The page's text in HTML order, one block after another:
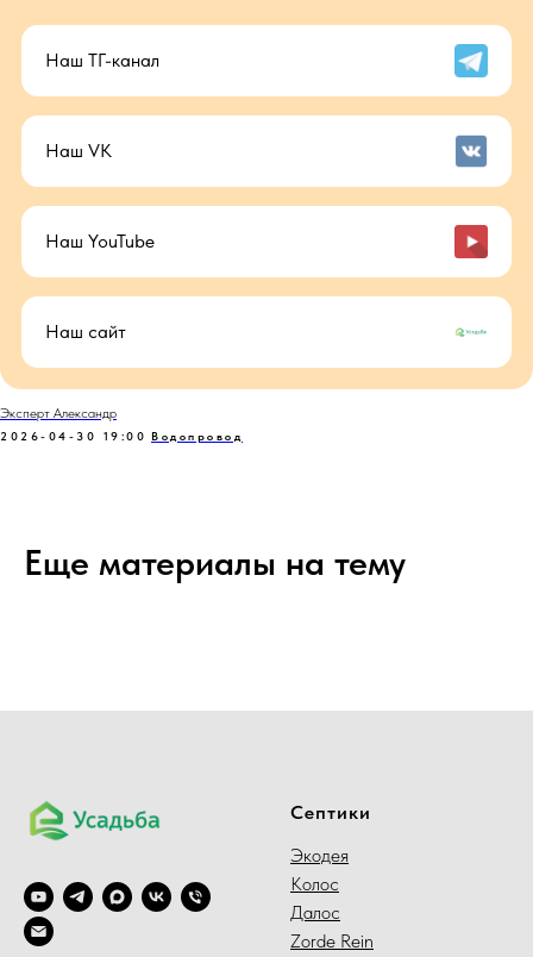
Наш ТГ-канал
Наш VK
Наш YouTube
Наш сайт
Эксперт Александр
2026-04-30 19:00 Водопровод
Еще материалы на тему
Септики
Экодея
Колос
Далос
Zorde Rein